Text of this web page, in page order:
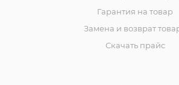
Гарантия на товар
Замена и возврат
Скачать прайс